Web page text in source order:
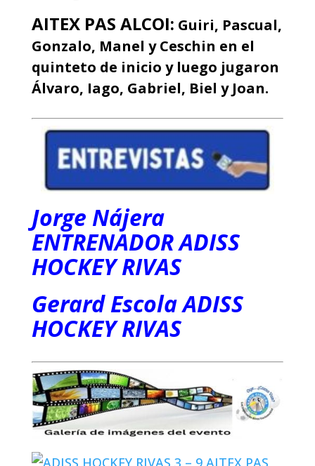
AITEX PAS ALCOI: Guiri, Pascual,
Gonzalo, Manel y Ceschin en el
quinteto de inicio y luego jugaron
Álvaro, Iago, Gabriel, Biel y Joan.
Jorge Nájera
ENTRENADOR ADISS
HOCKEY RIVAS
Gerard Escola ADISS
HOCKEY RIVAS